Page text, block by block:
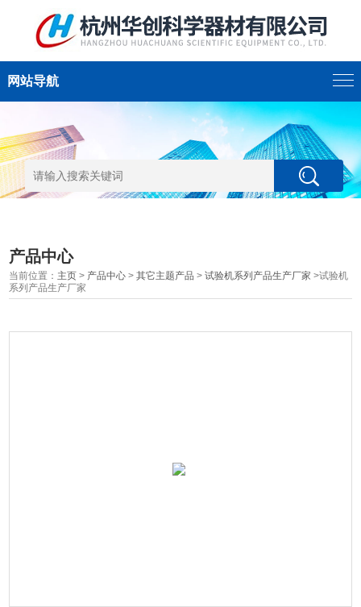
网站导航
产品中心
当前位置： 主页 > 产品中心 >其它主题产品 >试验机系列产品生产厂家 >试验机
系列产品生产厂家